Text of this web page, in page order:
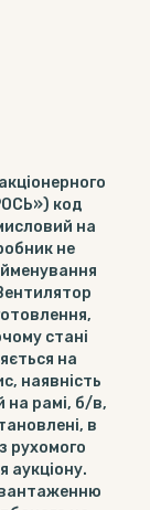
код
на
не
стані
на
наявність
на рамі, б/в,
в
рухомого
аукціону.